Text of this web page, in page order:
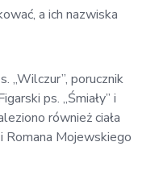
a ich nazwiska
„Wilczur”, porucznik
ps. „Śmiały” i
również ciała
Romana Mojewskiego